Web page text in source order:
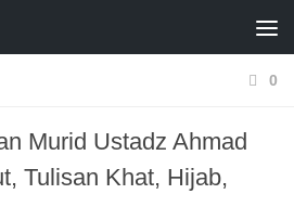
0
Murid Ustadz Ahmad
Tulisan Khat, Hijab,